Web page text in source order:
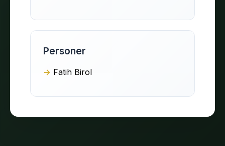
Personer
Fatih Birol